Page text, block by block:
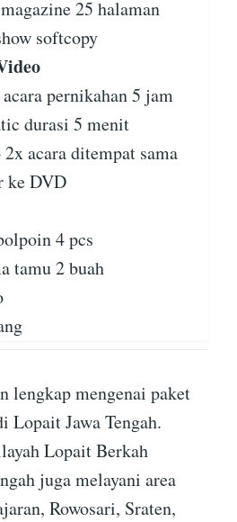
25 halaman
softcopy
pernikahan 5 jam
durasi 5 menit
acara ditempat sama
ke DVD
4 pcs
tamu 2 buah
lengkap mengenai paket
Lopait Jawa Tengah.
Lopait Berkah
juga melayani area
Rowosari, Sraten,